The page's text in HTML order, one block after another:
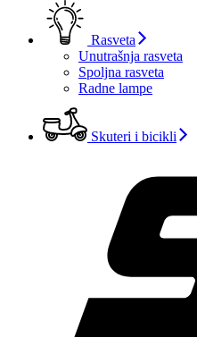
Rasveta
Unutrašnja rasveta
Spoljna rasveta
Radne lampe
Skuteri i bicikli